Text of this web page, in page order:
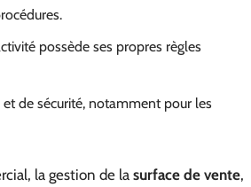
possède ses propres règles
de sécurité, notamment pour les
la gestion de la surface de vente,